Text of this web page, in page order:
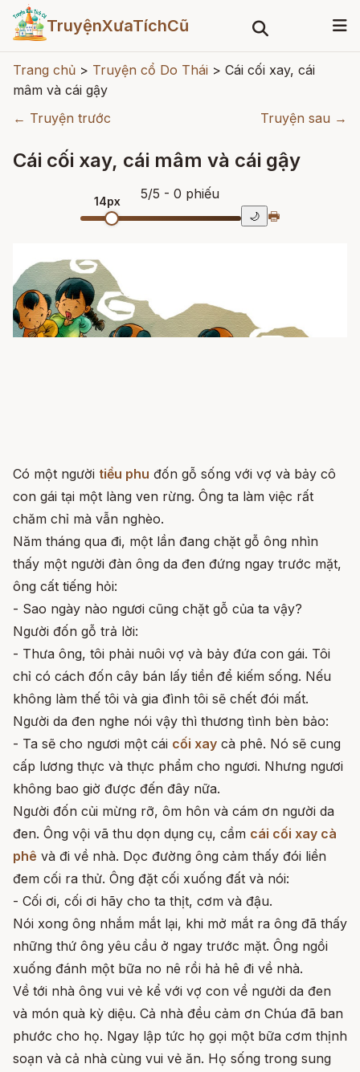
TruyệnXưaTíchCũ
Trang chủ > Truyện cổ Do Thái > Cái cối xay, cái
mâm và cái gậy
← Truyện trước
Truyện sau →
Cái cối xay, cái mâm và cái gậy
5/5 - 0 phiếu
14px
🌙 🖶
Có một người tiều phu đốn gỗ sống với vợ và bảy cô
con gái tại một làng ven rừng. Ông ta làm việc rất
chăm chỉ mà vẫn nghèo.
Năm tháng qua đi, một lần đang chặt gỗ ông nhìn
thấy một người đàn ông da đen đứng ngay trước mặt,
ông cất tiếng hỏi:
- Sao ngày nào ngươi cũng chặt gỗ của ta vậy?
Người đốn gỗ trả lời:
- Thưa ông, tôi phải nuôi vợ và bảy đứa con gái. Tôi
chỉ có cách đốn cây bán lấy tiền để kiếm sống. Nếu
không làm thế tôi và gia đình tôi sẽ chết đói mất.
Người da đen nghe nói vậy thì thương tình bèn bảo:
- Ta sẽ cho ngươi một cái cối xay cà phê. Nó sẽ cung
cấp lương thực và thực phẩm cho ngươi. Nhưng ngươi
không bao giờ được đến đây nữa.
Người đốn củi mừng rỡ, ôm hôn và cám ơn người da
đen. Ông vội vã thu dọn dụng cụ, cầm cái cối xay cà
phê và đi về nhà. Dọc đường ông cảm thấy đói liền
đem cối ra thử. Ông đặt cối xuống đất và nói:
- Cối ơi, cối ơi hãy cho ta thịt, cơm và đậu.
Nói xong ông nhắm mắt lại, khi mở mắt ra ông đã thấy
những thứ ông yêu cầu ở ngay trước mặt. Ông ngồi
xuống đánh một bữa no nê rồi hả hê đi về nhà.
Về tới nhà ông vui vẻ kể với vợ con về người da đen
và món quà kỳ diệu. Cả nhà đều cảm ơn Chúa đã ban
phước cho họ. Ngay lập tức họ gọi một bữa cơm thịnh
soạn và cả nhà cùng vui vẻ ăn. Họ sống trong sung